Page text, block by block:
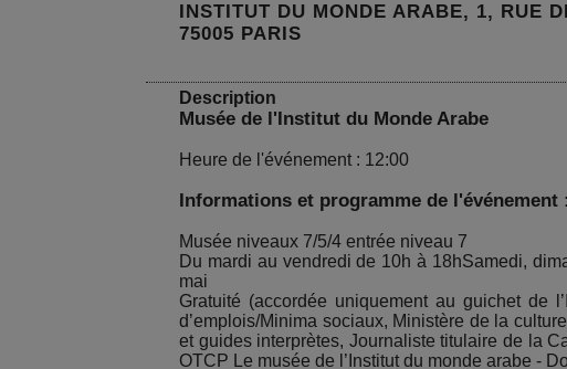
INSTITUT DU MONDE ARABE, 1, RUE
75005 PARIS
Description
Musée de l'Institut du Monde Arabe
Heure de l'événement : 12:00
Informations et programme de l'événement :
Musée niveaux 7/5/4 entrée niveau 7
Du mardi au vendredi de 10h à 18hSamedi,
mai
Gratuité (accordée uniquement au guichet de
d’emplois/Minima sociaux, Ministère de la
et guides interprètes, Journaliste titulaire de la
OTCP Le musée de l’Institut du monde arabe -